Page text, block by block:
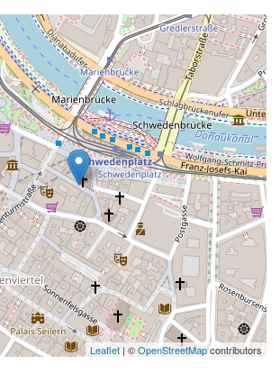
Leaflet| ©OpenStreetMapcontributors